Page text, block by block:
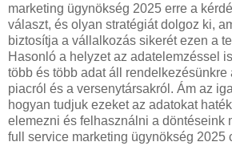
marketing ügynökség 2025 erre a
választ, és olyan stratégiát dolgoz ki,
biztosítja a vállalkozás sikerét ezen a
Hasonló a helyzet az adatelemzéssel
több és több adat áll rendelkezésünkre
piacról és a versenytársakról. Ám az
hogyan tudjuk ezeket az adatokat
elemezni és felhasználni a döntéseink
full service marketing ügynökség 2025